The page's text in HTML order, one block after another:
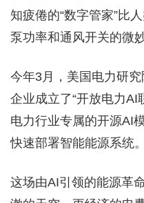
知疲倦的“数字管家”比
泵功率和通风开关的微
今年3月，美国电力研
企业成立了“开放电力AI
电力行业专属的开源AI
快速部署智能能源系统。
这场由AI引领的能源革